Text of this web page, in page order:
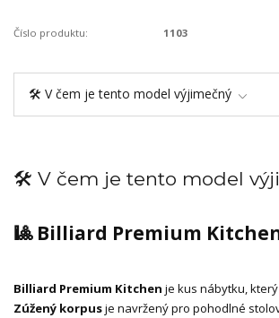
Číslo produktu: 1103
🛠️ V čem je tento model výjimečný
🛠️ V čem je tento model
🎱 Billiard Premium
Billiard Premium Kitchen je kus nábytku,
Zúžený korpusje navržený pro pohodlné